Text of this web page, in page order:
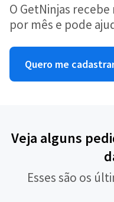
O GetNinjas
por mês e pode
Quero me
Veja alguns
Esses são os